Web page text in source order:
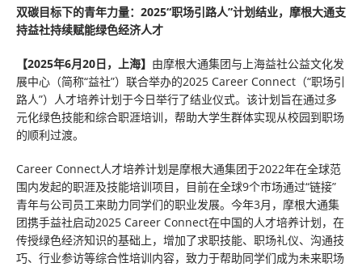
双碳目标下的青年力量：2025“职场引路人”计划结业，摩根大通支
持益社持续赋能绿色经济人才
【2025年6月20日，上海】 由摩根大通集团与上海益社公益文化发
展中心（简称“益社”）联合举办的2025 Career Connect（“职场引
路人”）人才培养计划于今日举行了结业仪式。该计划旨在通过多
元化绿色技能和综合职涯培训，帮助大学生群体实现从校园到职场
的顺利过渡。
Career Connect人才培养计划是摩根大通集团于2022年在全球范
围内发起的职涯及技能培训项目，目前在全球9个市场通过“链接”
青年与公司员工来助力同学们的职业发展。今年3月，摩根大通集
团携手益社启动2025 Career Connect在中国的人才培养计划，在
传授绿色经济知识的基础上，增加了求职技能、职场礼仪、沟通技
巧、行业参访等综合性培训内容，致力于帮助同学们成为未来职场